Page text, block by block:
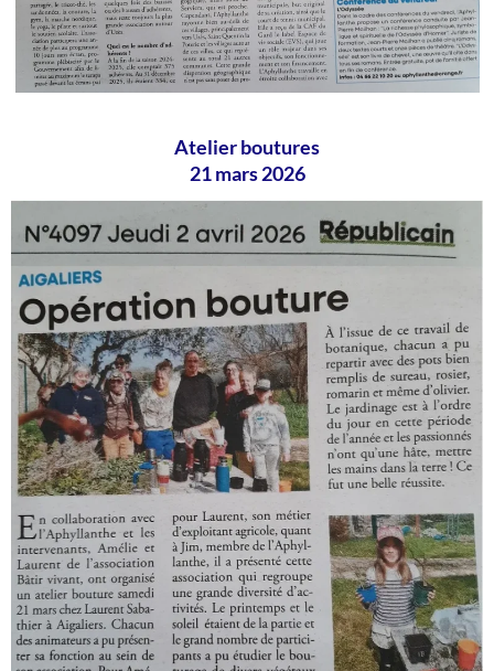
Atelier boutures
21 mars 2026